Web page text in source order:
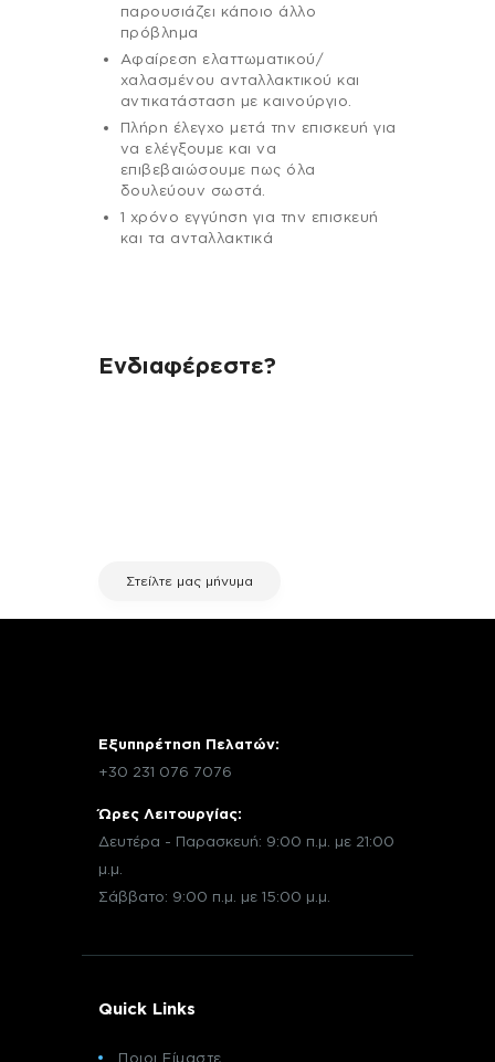
παρουσιάζει κάποιο άλλο
πρόβλημα
Αφαίρεση ελαττωματικού/
χαλασμένου ανταλλακτικού και
αντικατάσταση με καινούργιο.
Πλήρη έλεγχο μετά την επισκευή για
να ελέγξουμε και να
επιβεβαιώσουμε πως όλα
δουλεύουν σωστά.
1 χρόνο εγγύηση για την επισκευή
και τα ανταλλακτικά
Ενδιαφέρεστε?
Στείλτε μας μήνυμα
Εξυπηρέτηση Πελατών:
+30 231 076 7076
Ώρες Λειτουργίας:
Δευτέρα - Παρασκευή: 9:00 π.μ. με 21:00
μ.μ.
Σάββατο: 9:00 π.μ. με 15:00 μ.μ.
Quick Links
Ποιοι Είμαστε